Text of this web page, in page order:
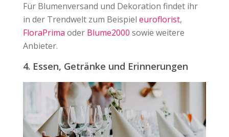
Für Blumenversand und Dekoration findet ihr
in der Trendwelt zum Beispiel euroflorist,
FloraPrima oder Blume2000 sowie weitere
Anbieter.
4. Essen, Getränke und Erinnerungen